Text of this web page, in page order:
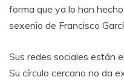
forma que ya lo han
sexenio de Francisco
Sus redes sociales están
Su círculo cercano no da